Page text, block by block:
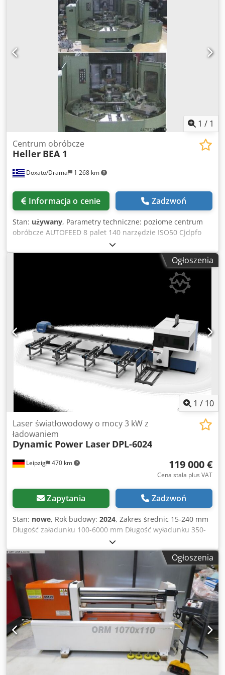
dociskowych 7 sztuk - Ręczny zderzak tylny 10 - 1000 mm -
przedni ogranicznik kątowy - przednie ramiona podporowe
- Częstotliwość skoków 13 na/min - Napęd 400 V / 45 kW -
Wysokość stołu 700 mm - Zapotrzebowanie na miejsce
łącznie ze zderzakiem tylnym, bez przedniego ramienia
nośnego - ok. szer. 2100 x wys. 2250 x gł. 2250 mm - Waga
ok. 7500 kg - z: - Przełącznikiem nożnym typu E -
Oświetlenie linii cięcia
1 / 1
Doxato/Drama 1 268 km
Centrum obróbcze
Heller BEA 1
Informacja o cenie Zadzwoń
Stan: używany, Parametry techniczne: poziome centrum
obróbcze AUTOFEED 8 palet 140 narzędzie ISO50 Cjdpfo
Ogłoszenia
1 / 10
Leipzig 470 km
Laser światłowodowy o mocy 3 kW z
ładowaniem
Dynamic Power Laser DPL-6024
119 000 €
Cena stała plus VAT
Zapytania Zadzwoń
Stan: nowe, Rok budowy: 2024, Zakres średnic 15-240 mm
Długość załadunku 100-6000 mm Długość wyładunku 350-
3000 mm Udźwig do 300 kg Moc lasera 1500-6000 W
Chjdponr Hghofx Acdsa Dokładność pozycjonowania X/Y
±0,03 mm/m Dokładność powtarzania pozycjonowania X/Y
±0,02 mm/m Maksymalna prędkość ruchu 113 m/min
Maksymalne przyspieszenie 0,65G System sterowania CNC
FSCUT 5000 Magistrala EtherCAT Zasilanie 380 V 50 Hz
trójfazowe Pobór mocy w zależności od mocy lasera
Stopień ochrony zasilacza IP54
Ogłoszenia